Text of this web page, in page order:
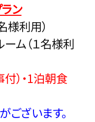
ン
利用）
ム（１名様利
）・1泊朝食
ざいます。